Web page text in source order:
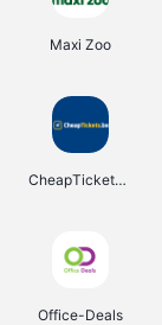
Maxi Zoo
CheapTickets.be
Office-Deals